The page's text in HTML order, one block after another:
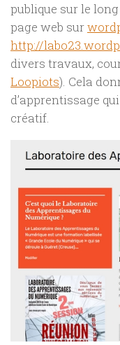
publique sur le
page web sur
http://
divers travaux,
Loopiots). Cela
d’apprentissage
créatif.